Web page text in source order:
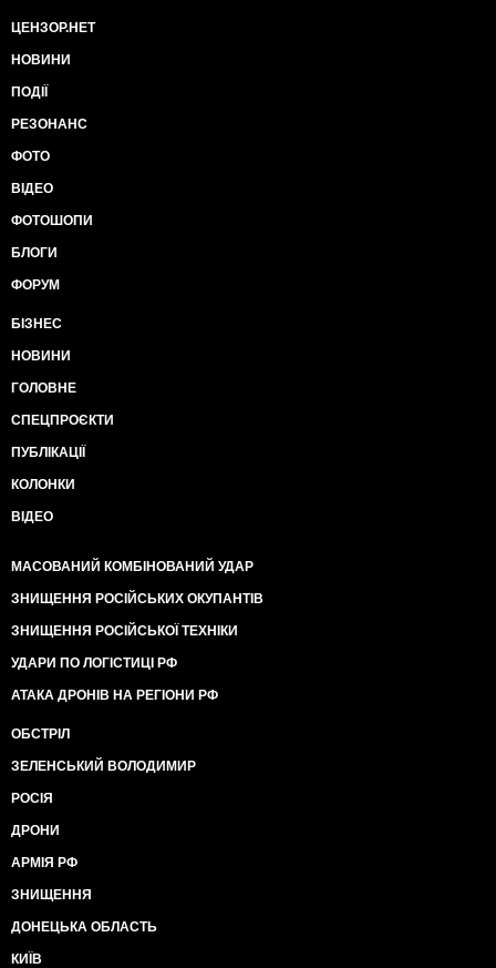
ЦЕНЗОР.НЕТ
НОВИНИ
ПОДІЇ
РЕЗОНАНС
ФОТО
ВІДЕО
ФОТОШОПИ
БЛОГИ
ФОРУМ
БІЗНЕС
НОВИНИ
ГОЛОВНЕ
СПЕЦПРОЄКТИ
ПУБЛІКАЦІЇ
КОЛОНКИ
ВІДЕО
МАСОВАНИЙ КОМБІНОВАНИЙ УДАР
ЗНИЩЕННЯ РОСІЙСЬКИХ ОКУПАНТІВ
ЗНИЩЕННЯ РОСІЙСЬКОЇ ТЕХНІКИ
УДАРИ ПО ЛОГІСТИЦІ РФ
АТАКА ДРОНІВ НА РЕГІОНИ РФ
ОБСТРІЛ
ЗЕЛЕНСЬКИЙ ВОЛОДИМИР
РОСІЯ
ДРОНИ
АРМІЯ РФ
ЗНИЩЕННЯ
ДОНЕЦЬКА ОБЛАСТЬ
КИЇВ